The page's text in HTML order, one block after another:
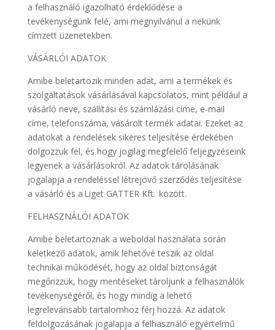
a felhasználó igazolható érdeklődése a
tevékenységünk felé, ami megnyilvánul a nekünk
címzett üzenetekben.
VÁSÁRLÓI ADATOK
Amibe beletartozik minden adat, ami a termékek és
szolgáltatások vásárlásával kapcsolatos, mint például a
vásárló neve, szállítási és számlázási címe, e-mail
címe, telefonszáma, vásárolt termék adatai. Ezeket az
adatokat a rendelések sikeres teljesítése érdekében
dolgozzuk fel, és hogy jogilag megfelelő feljegyzéseink
legyenek a vásárlásokról. Az adatok tárolásának
jogalapja a rendeléssel létrejövő szerződés teljesítése
a vásárló és a Liget GATTER Kft. között.
FELHASZNÁLÓI ADATOK
Amibe beletartoznak a weboldal használata során
keletkező adatok, amik lehetővé teszik az oldal
technikai működését, hogy az oldal biztonságát
megőrizzük, hogy mentéseket tároljunk a felhasználók
tevékenységéről, és hogy mindig a lehető
legrelevánsabb tartalomhoz férj hozzá. Az adatok
feldolgozásának jogalapja a felhasználó egyértelmű